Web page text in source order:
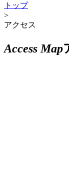
トップ
>
アクセス
Access Map